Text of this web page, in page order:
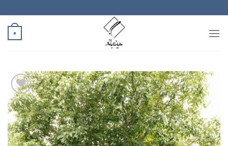
به
محتوا
0
افزودن
به
علاقه
مندی
ها